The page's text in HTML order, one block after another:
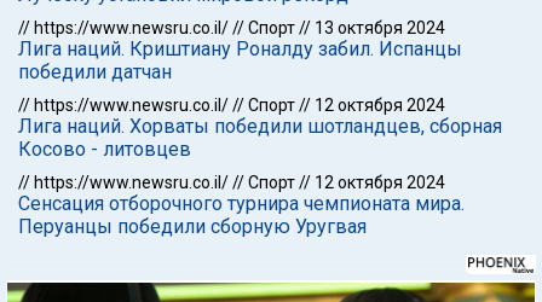
// https://www.newsru.co.il///Спорт// 13 октября 2024
Лига наций. Криштиану Роналду забил. Испанцы
победили датчан
// https://www.newsru.co.il///Спорт// 12 октября 2024
Лига наций. Хорваты победили шотландцев, сборная
Косово - литовцев
// https://www.newsru.co.il///Спорт// 12 октября 2024
Сенсация отборочного турнира чемпионата мира.
Перуанцы победили сборную Уругвая